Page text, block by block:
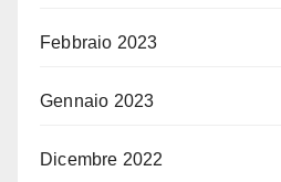
Febbraio 2023
Gennaio 2023
Dicembre 2022